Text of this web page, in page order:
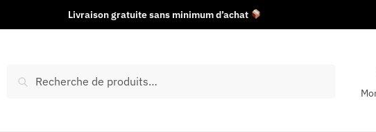
Livraison gratuite sans minimum d’achat
Recherche